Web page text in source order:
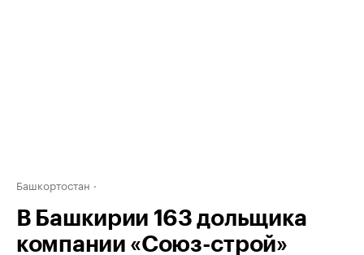
Башкортостан
В Башкирии 163 дольщика
компании «Союз-строй»